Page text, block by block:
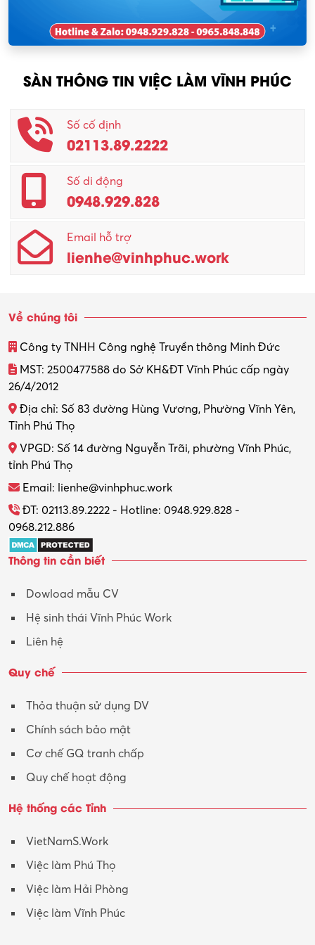
Nhân viên thu mua
Nhân viên CSKH
Phục vụ khác
Promotion Girl (PG)
Quản lý – Giám đốc
Quản lý chất lượng – QC
Quản lý sản xuất
Quản trị kinh doanh
Thiết kế nội thất
Thợ máy – Ô tô – Xe máy
Thực tập
Tổ chức sự kiện – Quà tặng
Trợ lý
Tư vấn
Tư vấn – Kiến trúc
Y tế-Dược
KCN Tam Dương
SÀN THÔNG TIN VIỆC LÀM VĨNH PHÚC
Số cố định
02113.89.2222
Số di động
0948.929.828
Email hỗ trợ
lienhe@vinhphuc.work
Về chúng tôi
Công ty TNHH Công nghệ Truyền thông Minh Đức
MST: 2500477588 do Sở KH&ĐT Vĩnh Phúc cấp ngày
26/4/2012
Địa chỉ: Số 83 đường Hùng Vương, Phường Vĩnh Yên,
Tỉnh Phú Thọ
VPGD: Số 14 đường Nguyễn Trãi, phường Vĩnh Phúc,
tỉnh Phú Thọ
Email: lienhe@vinhphuc.work
ĐT: 02113.89.2222 - Hotline: 0948.929.828 -
0968.212.886
Thông tin cần biết
Dowload mẫu CV
Hệ sinh thái Vĩnh Phúc Work
Liên hệ
Quy chế
Thỏa thuận sử dụng DV
Chính sách bảo mật
Cơ chế GQ tranh chấp
Quy chế hoạt động
Hệ thống các Tỉnh
VietNamS.Work
Việc làm Phú Thọ
Việc làm Hải Phòng
Việc làm Vĩnh Phúc